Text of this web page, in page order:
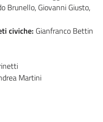
Brunello, Giovanni Giusto,
civiche: Gianfranco Bettin
Martini